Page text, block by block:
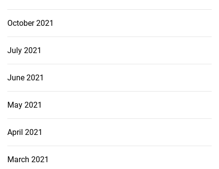
October 2021
July 2021
June 2021
May 2021
April 2021
March 2021